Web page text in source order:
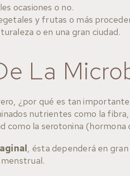
ocasiones o no.
y frutas o más
o en una gran ciudad.
La
¿por qué es tan
nutrientes como la
como la serotonina (hormona
, ésta dependerá en